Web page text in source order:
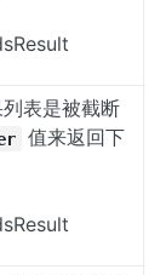
表是被截断
值来返回下